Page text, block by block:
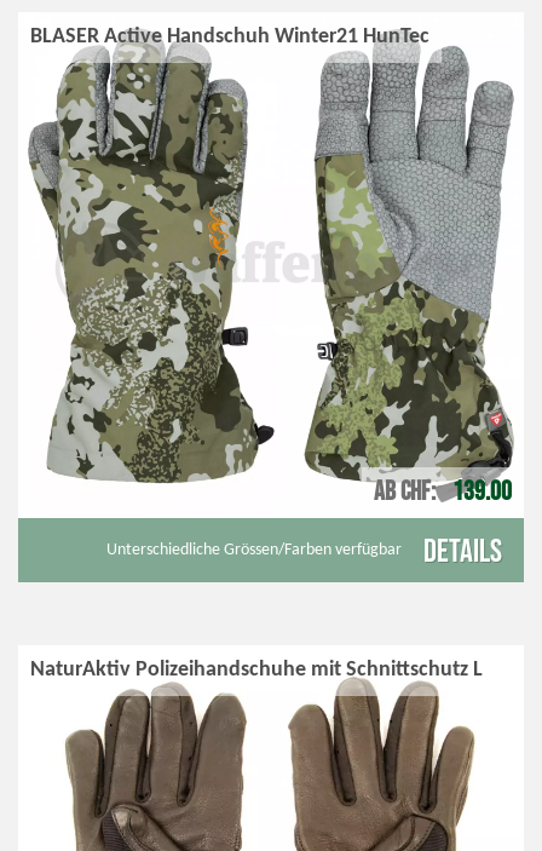
BLASER Active Handschuh Winter21 HunTec
AB CHF 139.00
Unterschiedliche Grössen/Farben verfügbar Details
NaturAktiv Polizeihandschuhe mit Schnittschutz L